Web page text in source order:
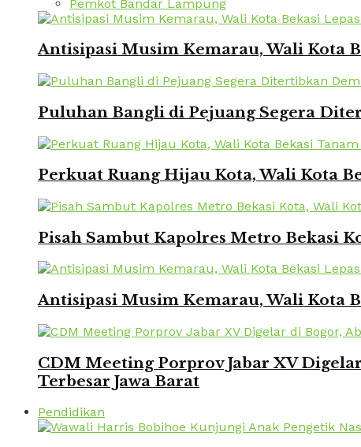
Pemkot Bandar Lampung
Antisipasi Musim Kemarau, Wali Kota
Puluhan Bangli di Pejuang Segera
Perkuat Ruang Hijau Kota, Wali Kota
Pisah Sambut Kapolres Metro Bekasi
Antisipasi Musim Kemarau, Wali Kota
CDM Meeting Porprov Jabar XV
Terbesar Jawa Barat
Pendidikan